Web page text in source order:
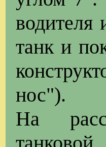
водителя
танк и
нос").
На